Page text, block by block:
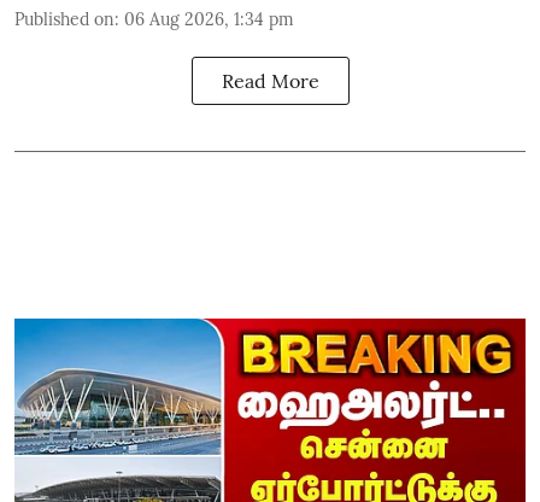
Published on: 06 Aug 2026, 1:34 pm
Read More